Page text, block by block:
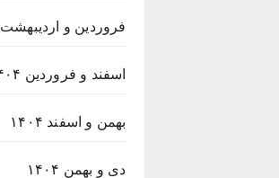
فروردین و اردیبهشت ۱۴۰۵
اسفند و فروردین ۱۴۰۴
بهمن و اسفند ۱۴۰۴
دی و بهمن ۱۴۰۴